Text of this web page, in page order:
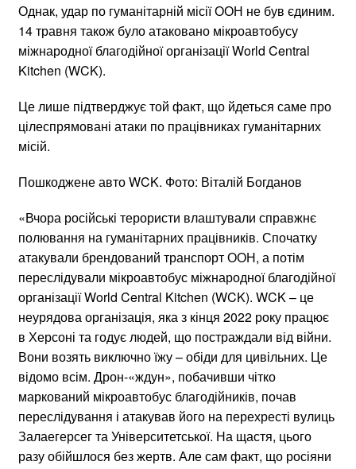
Однак, удар по гуманітарній місії ООН не був єдиним.
14 травня також було атаковано мікроавтобусу
міжнародної благодійної організації World Central
Kitchen (WCK).
Це лише підтверджує той факт, що йдеться саме про
цілеспрямовані атаки по працівниках гуманітарних
місій.
Пошкоджене авто WCK. Фото: Віталій Богданов
«Вчора російські терористи влаштували справжнє
полювання на гуманітарних працівників. Спочатку
атакували брендований транспорт ООН, а потім
переслідували мікроавтобус міжнародної благодійної
організації World Central Kitchen (WCK). WCK – це
неурядова організація, яка з кінця 2022 року працює
в Херсоні та годує людей, що постраждали від війни.
Вони возять виключно їжу – обіди для цивільних. Це
відомо всім. Дрон-«ждун», побачивши чітко
маркований мікроавтобус благодійників, почав
переслідування і атакував його на перехресті вулиць
Залаегерсег та Університетської. На щастя, цього
разу обійшлося без жертв. Але сам факт, що росіяни